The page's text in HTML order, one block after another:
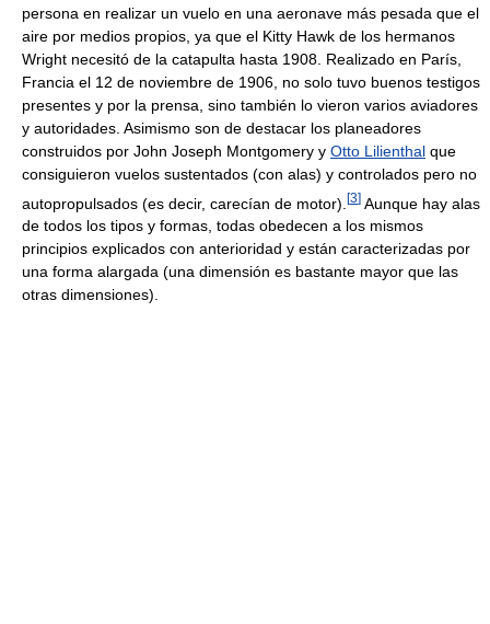
persona en realizar un vuelo en una aeronave más pesada que el
aire por medios propios, ya que el Kitty Hawk de los hermanos
Wright necesitó de la catapulta hasta 1908. Realizado en París,
Francia el 12 de noviembre de 1906, no solo tuvo buenos testigos
presentes y por la prensa, sino también lo vieron varios aviadores
y autoridades. Asimismo son de destacar los planeadores
construidos por John Joseph Montgomery y Otto Lilienthal que
consiguieron vuelos sustentados (con alas) y controlados pero no
autopropulsados (es decir, carecían de motor). [3] Aunque hay alas
de todos los tipos y formas, todas obedecen a los mismos
principios explicados con anterioridad y están caracterizadas por
una forma alargada (una dimensión es bastante mayor que las
otras dimensiones).